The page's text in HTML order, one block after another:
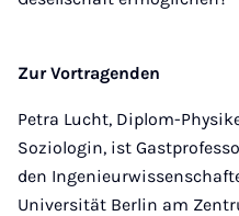
Zur Vortragenden
Petra Lucht, Diplom-
Soziologin, ist
den
Universität Berlin am